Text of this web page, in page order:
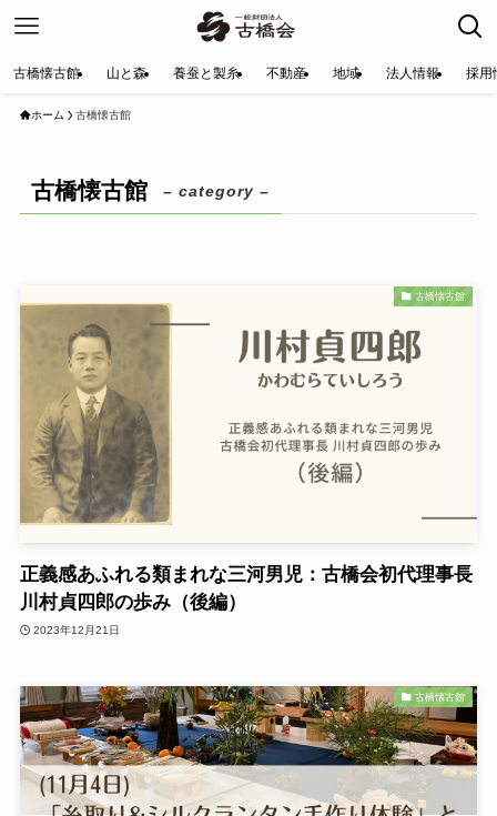
古橋懐古館 山と森 養蚕と製糸 不動産 地域 法人情報 採用
ホーム 古橋懐古館
古橋懐古館 – category –
古橋懐古館
正義感あふれる類まれな三河男児：古橋会初代理事長
川村貞四郎の歩み（後編）
2023年12月21日
古橋懐古館